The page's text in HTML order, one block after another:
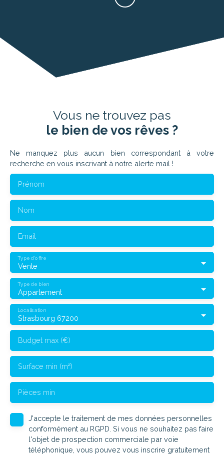
Vous ne trouvez pas
le bien de vos rêves ?
Ne manquez plus aucun bien correspondant à votre
recherche en vous inscrivant à notre alerte mail !
Prénom
Nom
Email
Vente
Type d'offre
Appartement
Type de bien
Strasbourg 67200
Localisation
Budget max (€)
Surface min (m²)
Pièces min
J'accepte le traitement de mes données personnelles
conformément au RGPD. Si vous ne souhaitez pas faire
l'objet de prospection commerciale par voie
téléphonique, vous pouvez vous inscrire gratuitement